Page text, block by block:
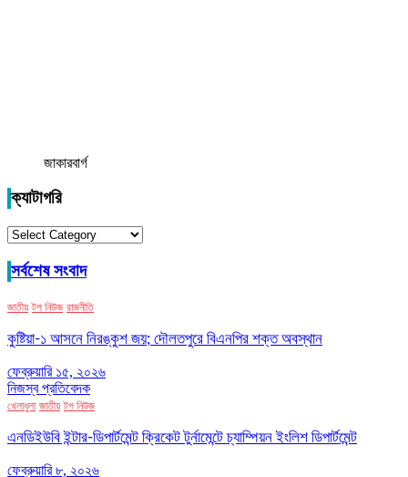
জাকারবার্গ
ক্যাটাগরি
ক্যাটাগরি
সর্বশেষ সংবাদ
জাতীয় টপ নিউজ রাজনীতি
কুষ্টিয়া-১ আসনে নিরঙ্কুশ জয়; দৌলতপুরে বিএনপির শক্ত অবস্থান
ফেব্রুয়ারি ১৫, ২০২৬
নিজস্ব প্রতিবেদক
খেলাধুলা জাতীয় টপ নিউজ
এনডিইউবি ইন্টার-ডিপার্টমেন্ট ক্রিকেট টুর্নামেন্টে চ্যাম্পিয়ন ইংলিশ ডিপার্টমেন্ট
ফেব্রুয়ারি ৮, ২০২৬